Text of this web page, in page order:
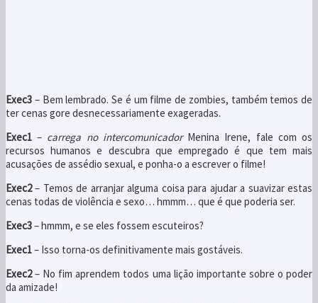
Exec3 – Bem lembrado. Se é um filme de zombies, também temos de
ter cenas gore desnecessariamente exageradas.
Exec1 – carrega no intercomunicadorMenina Irene, fale com os
recursos humanos e descubra que empregado é que tem mais
acusações de assédio sexual, e ponha-o a escrever o filme!
Exec2– Temos de arranjar alguma coisa para ajudar a suavizar estas
cenas todas de violência e sexo… hmmm… que é que poderia ser.
Exec3– hmmm, e se eles fossem escuteiros?
Exec1– Isso torna-os definitivamente mais gostáveis.
Exec2– No fim aprendem todos uma lição importante sobre o poder
da amizade!